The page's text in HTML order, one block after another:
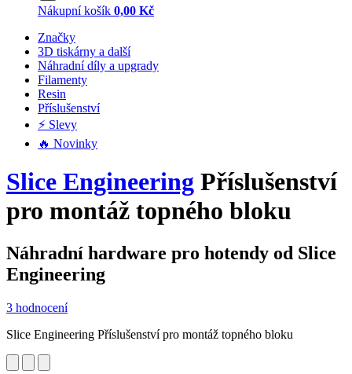
Nákupní košík 0,00 Kč
Značky
3D tiskárny a další
Náhradní díly a upgrady
Filamenty
Resin
Příslušenství
⚡ Slevy
🔥 Novinky
Slice Engineering Příslušenství
pro montáž topného bloku
Náhradní hardware pro hotendy od Slice
Engineering
3 hodnocení
Slice Engineering Příslušenství pro montáž topného bloku